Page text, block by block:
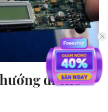
đi cho